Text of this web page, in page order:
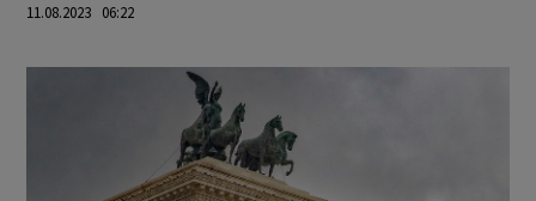
11.08.2023 06:22